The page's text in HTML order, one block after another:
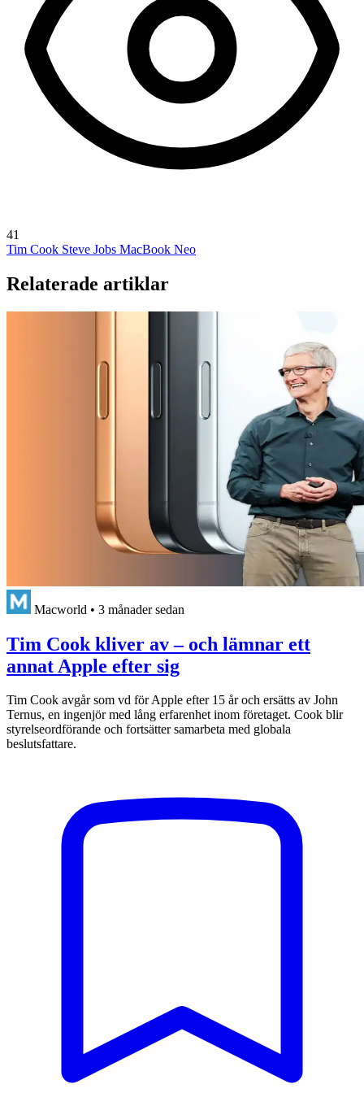
41
Tim Cook Steve Jobs MacBook Neo
Relaterade artiklar
Macworld • 3 månader sedan
Tim Cook kliver av – och lämnar ett
annat Apple efter sig
Tim Cook avgår som vd för Apple efter 15 år och ersätts av John
Ternus, en ingenjör med lång erfarenhet inom företaget. Cook blir
styrelseordförande och fortsätter samarbeta med globala
beslutsfattare.